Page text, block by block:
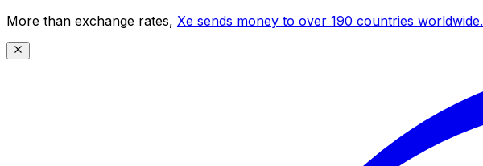
More than exchange rates, Xe sends money to over 190 countries worldwide.